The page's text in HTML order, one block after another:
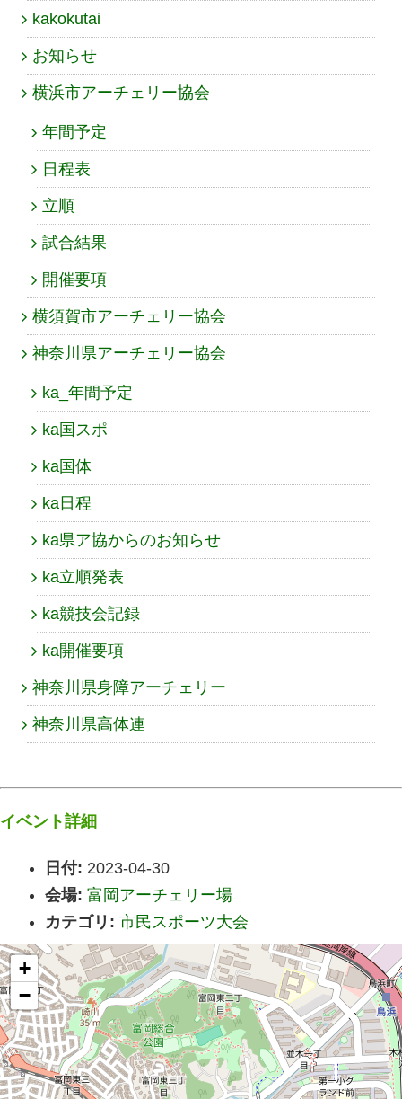
kakokutai
お知らせ
横浜市アーチェリー協会
年間予定
日程表
立順
試合結果
開催要項
横須賀市アーチェリー協会
神奈川県アーチェリー協会
ka_年間予定
ka国スポ
ka国体
ka日程
ka県ア協からのお知らせ
ka立順発表
ka競技会記録
ka開催要項
神奈川県身障アーチェリー
神奈川県高体連
イベント詳細
日付: 2023-04-30
会場: 富岡アーチェリー場
カテゴリ: 市民スポーツ大会
+
−